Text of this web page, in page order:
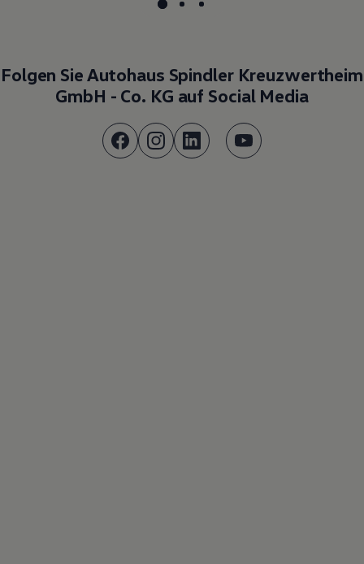
Folgen Sie Autohaus Spindler Kreuzwertheim
GmbH - Co. KG auf Social Media